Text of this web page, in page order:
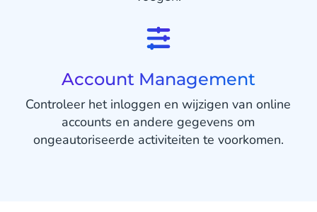
Account Management
Controleer het inloggen en wijzigen van online
accounts en andere gegevens om
ongeautoriseerde activiteiten te voorkomen.